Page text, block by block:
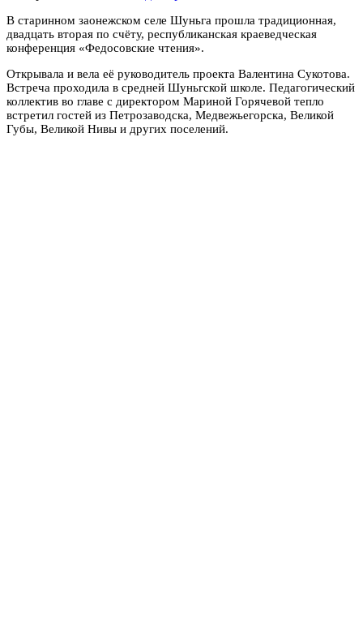
В старинном заонежском селе Шуньга прошла традиционная,
двадцать вторая по счёту, республиканская краеведческая
конференция «Федосовские чтения».
Открывала и вела её руководитель проекта Валентина Сукотова.
Встреча проходила в средней Шуньгской школе. Педагогический
коллектив во главе с директором Мариной Горячевой тепло
встретил гостей из Петрозаводска, Медвежьегорска, Великой
Губы, Великой Нивы и других поселений.